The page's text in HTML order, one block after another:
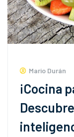
Mario Durán
¡Cocina